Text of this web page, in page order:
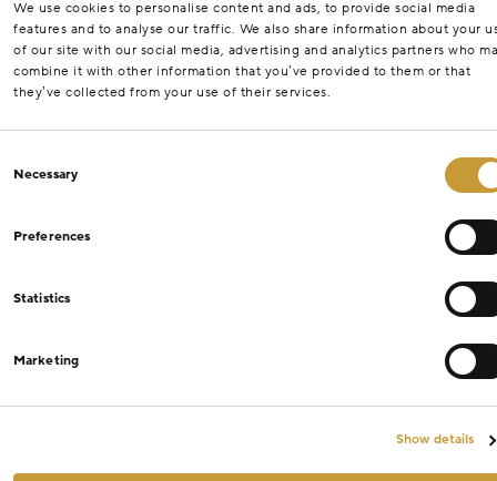
We use cookies to personalise content and ads, to provide social media
features and to analyse our traffic. We also share information about your
of our site with our social media, advertising and analytics partners who
combine it with other information that you’ve provided to them or that
they’ve collected from your use of their services.
Selection
Necessary
Preferences
Statistics
Marketing
Show details